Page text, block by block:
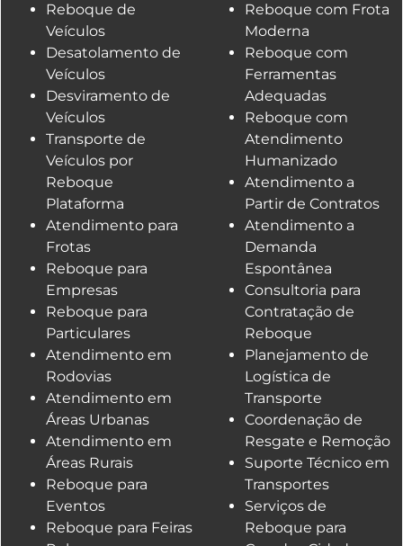
Reboque de
Veículos
Desatolamento de
Veículos
Desviramento de
Veículos
Transporte de
Veículos por
Reboque
Plataforma
Atendimento para
Frotas
Reboque para
Empresas
Reboque para
Particulares
Atendimento em
Rodovias
Atendimento em
Áreas Urbanas
Atendimento em
Áreas Rurais
Reboque para
Eventos
Reboque para Feiras
Reboque com Frota
Moderna
Reboque com
Ferramentas
Adequadas
Reboque com
Atendimento
Humanizado
Atendimento a
Partir de Contratos
Atendimento a
Demanda
Espontânea
Consultoria para
Contratação de
Reboque
Planejamento de
Logística de
Transporte
Coordenação de
Resgate e Remoção
Suporte Técnico em
Transportes
Serviços de
Reboque para